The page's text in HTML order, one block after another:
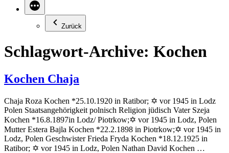
Zurück
Schlagwort-Archive: Kochen
Kochen Chaja
Chaja Roza Kochen *25.10.1920 in Ratibor; ✡ vor 1945 in Lodz
Polen Staatsangehörigkeit polnisch Religion jüdisch Vater Szeja
Kochen *16.8.1897in Lodz/ Piotrkow;✡ vor 1945 in Lodz, Polen
Mutter Estera Bajla Kochen *22.2.1898 in Piotrkow;✡ vor 1945 in
Lodz, Polen Geschwister Frieda Fryda Kochen *18.12.1925 in
Ratibor; ✡ vor 1945 in Lodz, Polen Nathan David Kochen …